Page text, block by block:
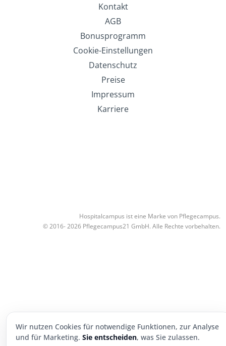
Kontakt
AGB
Bonusprogramm
Cookie-Einstellungen
Datenschutz
Preise
Impressum
Karriere
Hospitalcampus ist eine Marke von Pflegecampus.
© 2016- 2026 Pflegecampus21 GmbH. Alle Rechte vorbehalten.
Wir nutzen Cookies für notwendige Funktionen, zur Analyse
und für Marketing. Sie entscheiden, was Sie zulassen.